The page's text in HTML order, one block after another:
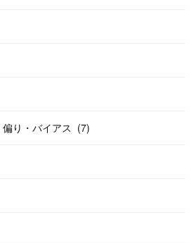
り・バイアス (7)